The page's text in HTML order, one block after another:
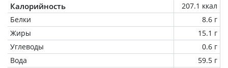
Калорийность
207.1 ккал
Белки
8.6 г
Жиры
15.1 г
Углеводы
0.6 г
Вода
59.5 г